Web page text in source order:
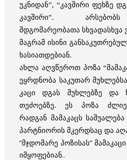
უკნიდან”, “კავშირი ფეხზე
კავშირი”.
მდგომარეობათა სხვადასხვა
მაგრამ ისინი
ხასიათდებიან.
ახლა აღვწეროთ პოზა
ეყრდნობა საკუთარ
კაცი დგას მუხლებზე და
თეძოებზე. ეს პოზა
რადგან მამაკაცს
პარტნიორის მკერდსაც და
“მჯდომარე პოზისას”
იმყოფებიან..